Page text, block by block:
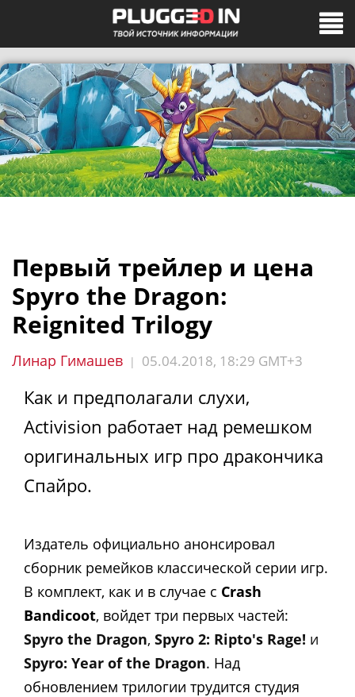
Первый трейлер и цена
Spyro the Dragon:
Reignited Trilogy
Линар Гимашев | 05.04.2018, 18:29 GMT+3
Как и предполагали слухи,
Activision работает над ремешком
оригинальных игр про дракончика
Спайро.
Издатель официально анонсировал
сборник ремейков классической серии игр.
В комплект, как и в случае с Crash
Bandicoot, войдет три первых частей:
Spyro the Dragon, Spyro 2: Ripto's Rage! и
Spyro: Year of the Dragon. Над
обновлением трилогии трудится студия